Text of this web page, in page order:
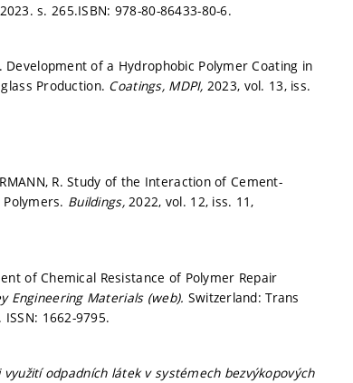
s. 265.ISBN: 978-80-86433-80-6.
Development of a Hydrophobic Polymer Coating in
Production. Coatings, MDPI, 2023, vol. 13, iss.
R. Study of the Interaction of Cement-
Buildings,2022, vol. 12, iss. 11,
of Chemical Resistance of Polymer Repair
Engineering Materials (web). Switzerland: Trans
ISSN: 1662-9795.
využití odpadních látek v systémech bezvýkopových